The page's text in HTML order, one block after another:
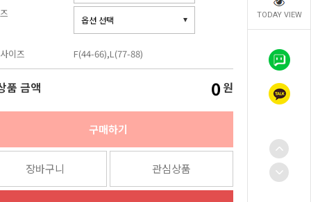
TODAY VIEW
이즈 F(44-66),L(77-88)
품 금액 0 원
구매하기
장바구니 관심상품